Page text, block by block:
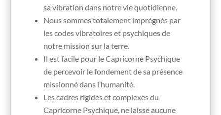
sa vibration dans notre vie quotidienne.
Nous sommes totalement imprégnés par
les codes vibratoires et psychiques de
notre mission sur la terre.
Il est facile pour le Capricorne Psychique
de percevoir le fondement de sa présence
missionné dans l’humanité.
Les cadres rigides et complexes du
Capricorne Psychique, ne laisse aucune